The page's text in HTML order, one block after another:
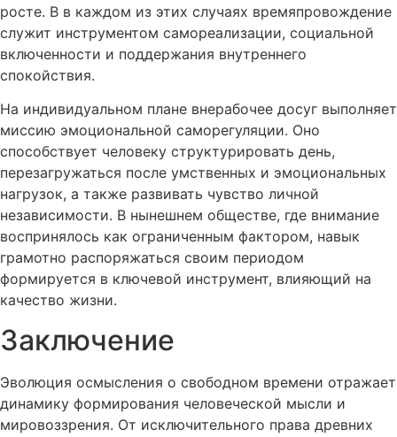
росте. В в каждом из этих случаях времяпровождение
служит инструментом самореализации, социальной
включенности и поддержания внутреннего
спокойствия.
На индивидуальном плане внерабочее досуг выполняет
миссию эмоциональной саморегуляции. Оно
способствует человеку структурировать день,
перезагружаться после умственных и эмоциональных
нагрузок, а также развивать чувство личной
независимости. В нынешнем обществе, где внимание
воспринялось как ограниченным фактором, навык
грамотно распоряжаться своим периодом
формируется в ключевой инструмент, влияющий на
качество жизни.
Заключение
Эволюция осмысления о свободном времени отражает
динамику формирования человеческой мысли и
мировоззрения. От исключительного права древних